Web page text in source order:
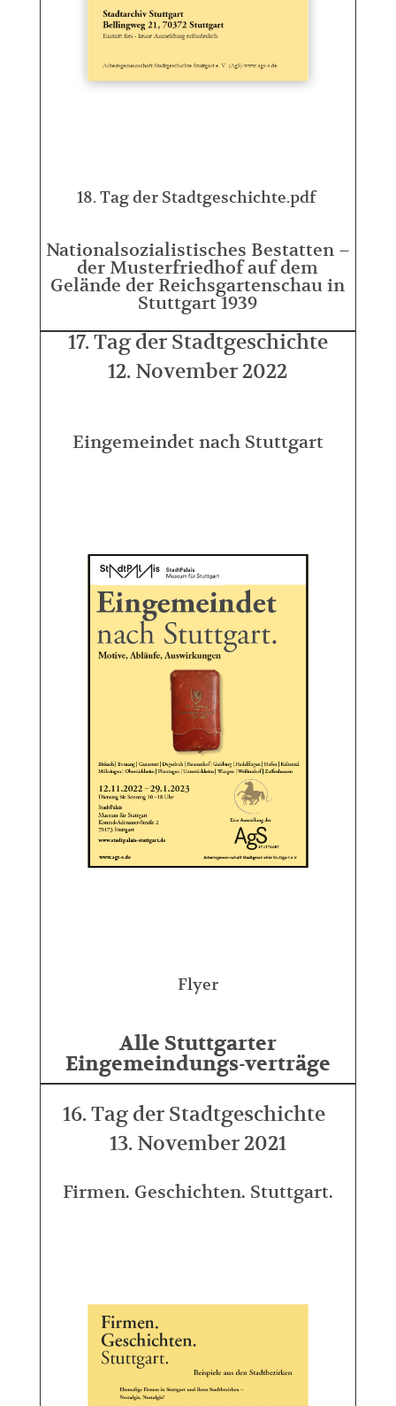
18. Tag der Stadtgeschichte.pdf
Nationalsozialistisches Bestatten –
der Musterfriedhof auf dem
Gelände der Reichsgartenschau in
Stuttgart 1939
17. Tag der Stadtgeschichte
12. November 2022
Eingemeindet nach Stuttgart
Flyer
Alle Stuttgarter
Eingemeindungs-verträge
16. Tag der Stadtgeschichte
13. November 2021
Firmen. Geschichten. Stuttgart.